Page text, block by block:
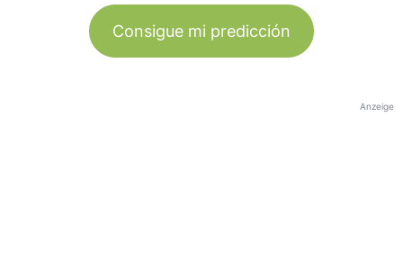
Consigue mi predicción
Anzeige